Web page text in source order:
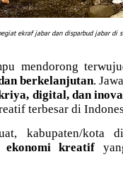
ekraf jabar dan disparbud jabar di
mendorong
berkelanjutan.
digital, dan
terbesar di
kabupaten/kota
ekonomi kreatif